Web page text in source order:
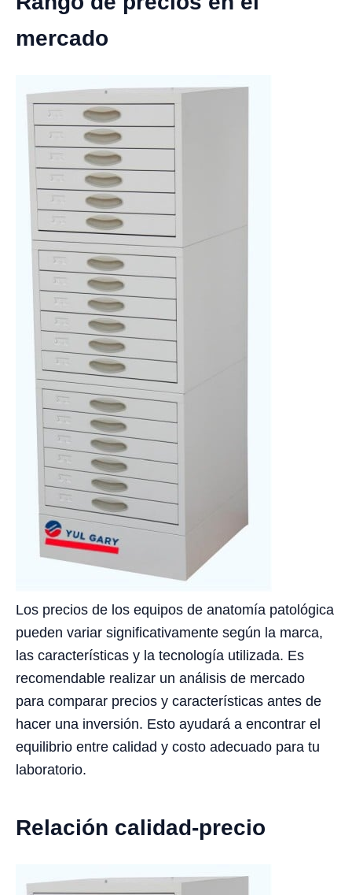
mercado
Los precios de los equipos de anatomía patológica
pueden variar significativamente según la marca,
las características y la tecnología utilizada. Es
recomendable realizar un análisis de mercado
para comparar precios y características antes de
hacer una inversión. Esto ayudará a encontrar el
equilibrio entre calidad y costo adecuado para tu
laboratorio.
Relación calidad-precio